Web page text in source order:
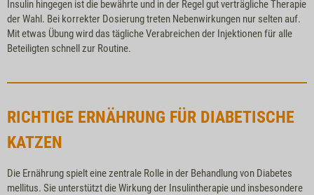
Insulin hingegen ist die bewährte und in der Regel gut verträgliche Therapie
der Wahl. Bei korrekter Dosierung treten Nebenwirkungen nur selten auf.
Mit etwas Übung wird das tägliche Verabreichen der Injektionen für alle
Beteiligten schnell zur Routine.
RICHTIGE ERNÄHRUNG FÜR DIABETISCHE
KATZEN
Die Ernährung spielt eine zentrale Rolle in der Behandlung von Diabetes
mellitus. Sie unterstützt die Wirkung der Insulintherapie und insbesondere